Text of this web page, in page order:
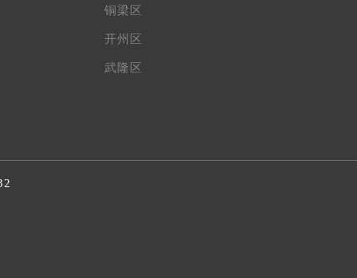
铜梁区
开州区
武隆区